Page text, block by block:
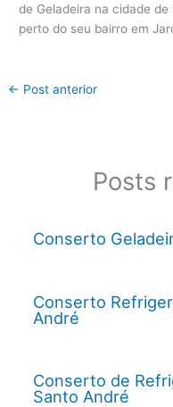
de Geladeira na cidade
perto do seu bairro em
← Post anterior
Posts
Conserto
Conserto
André
Conserto de
Santo André